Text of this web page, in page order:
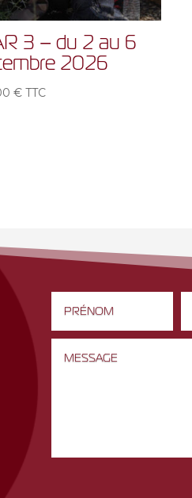
3 – du 2 au 6
2026
€ TTC